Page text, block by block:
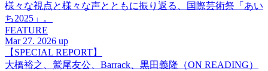
様々な視点と様々な声とともに振り返る、国際芸術祭「あい
ち2025」。
FEATURE
Mar 27. 2026 up
【SPECIAL REPORT】
大橋裕之、鷲尾友公、Barrack、黒田義隆（ON READING）